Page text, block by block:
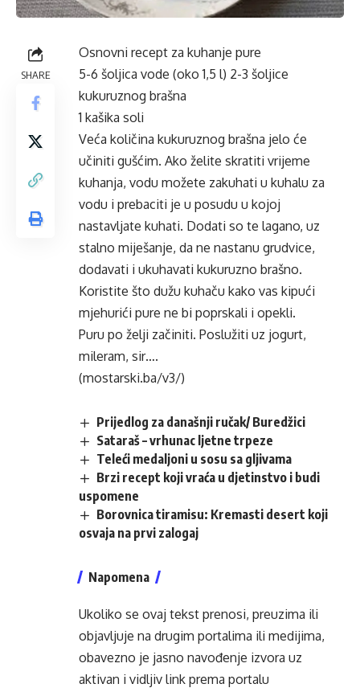
SHARE
Osnovni recept za kuhanje pure
5-6 šoljica vode (oko 1,5 l) 2-3 šoljice
kukuruznog brašna
1 kašika soli
Veća količina kukuruznog brašna jelo će
učiniti gušćim. Ako želite skratiti vrijeme
kuhanja, vodu možete zakuhati u kuhalu za
vodu i prebaciti je u posudu u kojoj
nastavljate kuhati. Dodati so te lagano, uz
stalno miješanje, da ne nastanu grudvice,
dodavati i ukuhavati kukuruzno brašno.
Koristite što dužu kuhaču kako vas kipući
mjehurići pure ne bi poprskali i opekli.
Puru po želji začiniti. Poslužiti uz jogurt,
mileram, sir….
(mostarski.ba/v3/)
Prijedlog za današnji ručak/ Buredžici
Sataraš – vrhunac ljetne trpeze
Teleći medaljoni u sosu sa gljivama
Brzi recept koji vraća u djetinstvo i budi
uspomene
Borovnica tiramisu: Kremasti desert koji
osvaja na prvi zalogaj
Napomena
Ukoliko se ovaj tekst prenosi, preuzima ili
objavljuje na drugim portalima ili medijima,
obavezno je jasno navođenje izvora uz
aktivan i vidljiv link prema portalu